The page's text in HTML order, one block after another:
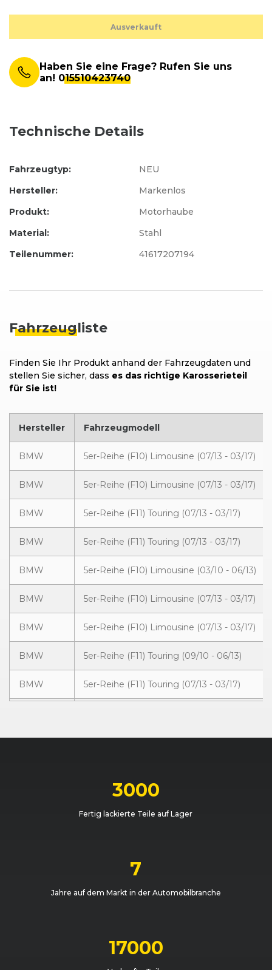
Ausverkauft
Haben Sie eine Frage? Rufen Sie uns
an! 015510423740
Technische Details
Hersteller:
Markenlos
Produkt:
Motorhaube
Fahrzeugtyp: NEU
Material:
Stahl
Teilenummer:
41617207194
Fahrzeugliste
Finden Sie Ihr Produkt anhand der Fahrzeugdaten und
stellen Sie sicher, dass es das richtige Karosserieteil
für Sie ist!
Hersteller Fahrzeugmodell
BMW 5er-Reihe (F10) Limousine (07/13 - 03/17)
BMW 5er-Reihe (F10) Limousine (07/13 - 03/17)
BMW 5er-Reihe (F11) Touring (07/13 - 03/17)
BMW 5er-Reihe (F11) Touring (07/13 - 03/17)
BMW 5er-Reihe (F10) Limousine (03/10 - 06/13)
BMW 5er-Reihe (F10) Limousine (07/13 - 03/17)
BMW 5er-Reihe (F10) Limousine (07/13 - 03/17)
BMW 5er-Reihe (F11) Touring (09/10 - 06/13)
BMW 5er-Reihe (F11) Touring (07/13 - 03/17)
BMW 5er-Reihe (F11) Touring (07/13 - 03/17)
5er-Reihe (F10) Limousine (07/13 - 03/17)
5er-Reihe (F11) Touring (07/13 - 03/17)
3000
Fertig lackierte Teile auf Lager
7
Jahre auf dem Markt in der Automobilbranche
17000